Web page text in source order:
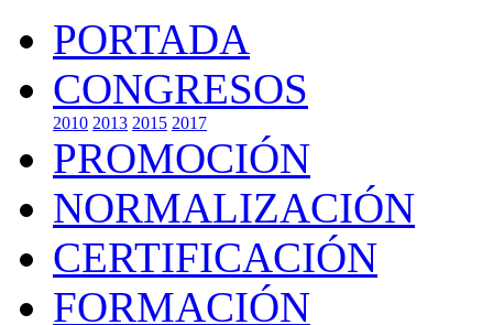
PORTADA
CONGRESOS
2010 2013 2015 2017
PROMOCIÓN
NORMALIZACIÓN
CERTIFICACIÓN
FORMACIÓN